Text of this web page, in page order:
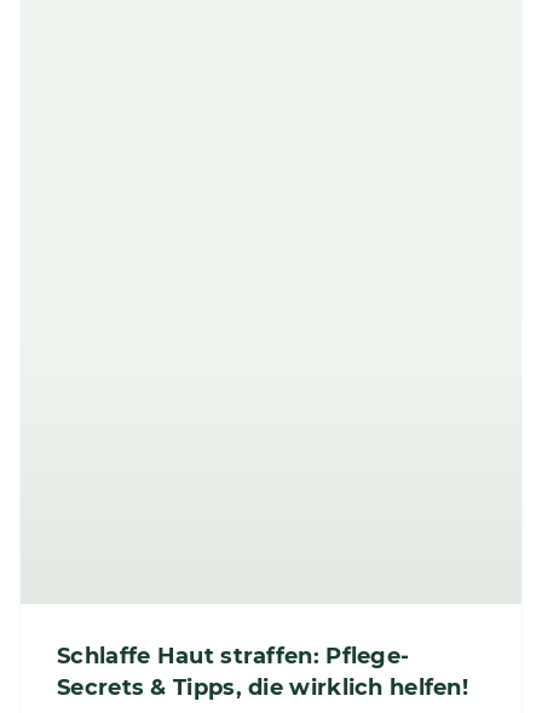
Schlaffe Haut straffen: Pflege-
Secrets & Tipps, die wirklich helfen!